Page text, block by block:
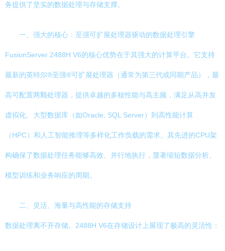
务提供了坚实的数据处理与存储支撑。
一、强大的核心：至强可扩展处理器驱动的数据处理引擎
FusionServer 2488H V6的核心优势在于其强大的计算平台。它支持
最新的英特尔®至强®可扩展处理器（通常为第三代或同期产品），最
高可配置两颗处理器，提供卓越的多核性能与高主频，满足从高并发
虚拟化、大型数据库（如Oracle, SQL Server）到高性能计算
（HPC）和人工智能推理等多样化工作负载的需求。其先进的CPU架
构确保了数据处理任务能够高效、并行地执行，显著缩短数据分析、
模型训练和业务响应的周期。
二、灵活、海量与高性能的存储支持
数据处理离不开存储。2488H V6在存储设计上展现了极高的灵活性：